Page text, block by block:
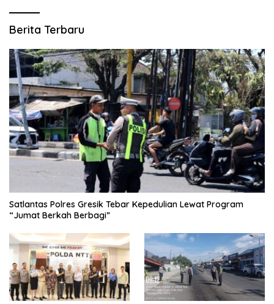
Berita Terbaru
Satlantas Polres Gresik Tebar Kepedulian Lewat Program
“Jumat Berkah Berbagi”